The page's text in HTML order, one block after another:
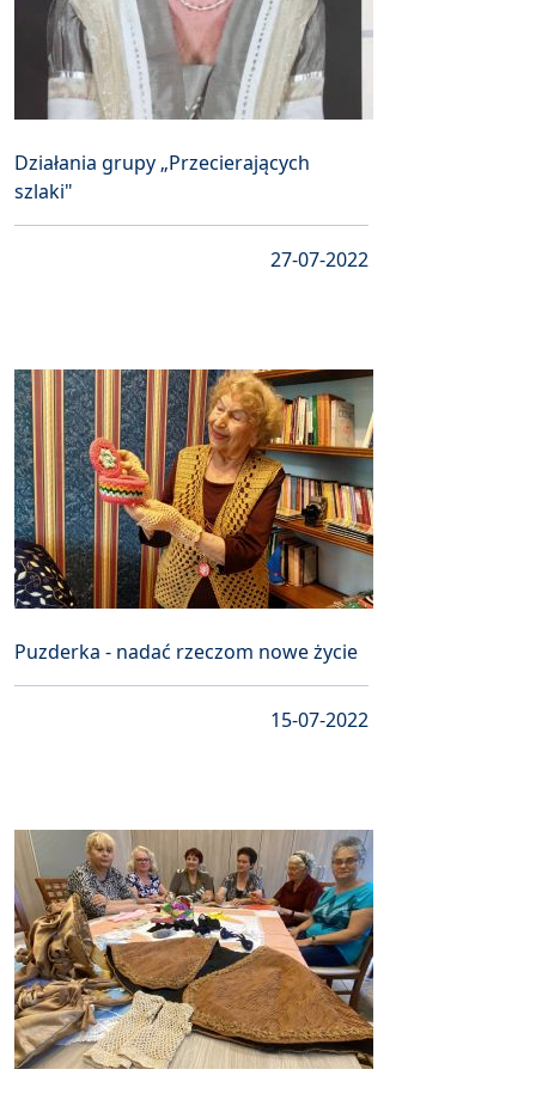
Działania grupy „Przecierających
szlaki"
27-07-2022
Puzderka - nadać rzeczom nowe życie
15-07-2022